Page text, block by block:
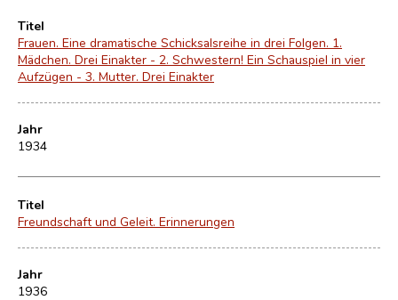
Titel
Frauen. Eine dramatische Schicksalsreihe in drei Folgen. 1.
Mädchen. Drei Einakter - 2. Schwestern! Ein Schauspiel in vier
Aufzügen - 3. Mutter. Drei Einakter
Jahr
1934
Titel
Freundschaft und Geleit. Erinnerungen
Jahr
1936